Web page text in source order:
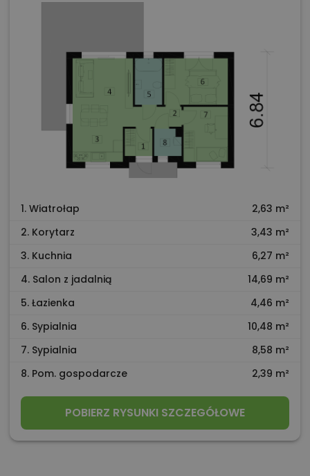
1. Wiatrołap
2,63 m²
2. Korytarz
3,43 m²
3. Kuchnia
6,27 m²
4. Salon z jadalnią
14,69 m²
5. Łazienka
4,46 m²
6. Sypialnia
10,48 m²
7. Sypialnia
8,58 m²
8. Pom. gospodarcze
2,39 m²
POBIERZ RYSUNKI SZCZEGÓŁOWE